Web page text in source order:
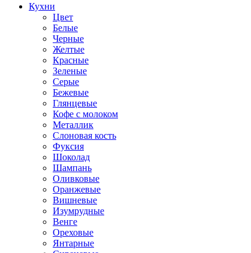
Кухни
Цвет
Белые
Черные
Желтые
Красные
Зеленые
Серые
Бежевые
Глянцевые
Кофе с молоком
Металлик
Слоновая кость
Фуксия
Шоколад
Шампань
Оливковые
Оранжевые
Вишневые
Изумрудные
Венге
Ореховые
Янтарные